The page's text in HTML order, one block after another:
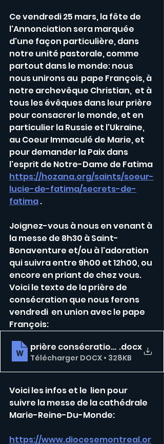
Ce vendredi 25 mars, la fête de
l'Annonciation sera marquée
d'une façon particulière, dans
notre unité pastorale, comme
partout dans le monde: nous
nous unirons au  pape François, à
notre archevêque Christian,  et à
tous les évêques dans leur prière
pour consacrer le monde, et en
particulier la Russie et l'Ukraine,
au Coeur Immaculé de Marie, et
pour demander la Paix dans
l'esprit de Notre-Dame de Fatima
https://hozana.org/saints/soeur-
lucie-de-fatima/secrets-de-
fatima .
Joignez-vous à nous en venant à
la messe de 8h30 à Saint-
Bonaventure et/ou à l'adoration
qui suivra entre 9h00 et 12h00, ou
encore en priant de chez vous.
Voici le texte de la prière de
consécration que nous ferons
vendredi  en union avec le pape
François:
prière consécration russie 25
.docx
Télécharger DOCX • 328KB
Voici les infos et le  lien pour
suivre la messe de la cathédrale
Marie-Reine-Du-Monde:
https://www.diocesemontreal.or